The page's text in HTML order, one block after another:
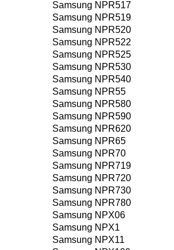
Samsung NPR517
Samsung NPR519
Samsung NPR520
Samsung NPR522
Samsung NPR525
Samsung NPR530
Samsung NPR540
Samsung NPR55
Samsung NPR580
Samsung NPR590
Samsung NPR620
Samsung NPR65
Samsung NPR70
Samsung NPR719
Samsung NPR720
Samsung NPR730
Samsung NPR780
Samsung NPX06
Samsung NPX1
Samsung NPX11